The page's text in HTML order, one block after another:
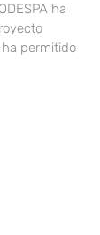
ha
permitido